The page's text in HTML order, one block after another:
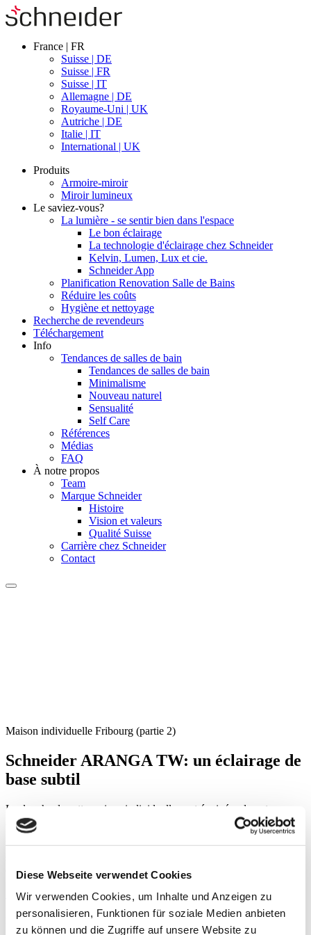
Diese Webseite verwendet Cookies
Wir verwenden Cookies, um Inhalte und Anzeigen zu
personalisieren, Funktionen für soziale Medien anbieten
zu können und die Zugriffe auf unsere Website zu
France | FR
Suisse | DE
Suisse | FR
Suisse | IT
Allemagne | DE
Royaume-Uni | UK
Autriche | DE
Italie | IT
International | UK
Produits
Armoire-miroir
Miroir lumineux
Le saviez-vous?
La lumière - se sentir bien dans l'espace
Le bon éclairage
La technologie d'éclairage chez Schneider
Kelvin, Lumen, Lux et cie.
Schneider App
Planification Renovation Salle de Bains
Réduire les coûts
Hygiène et nettoyage
Recherche de revendeurs
Téléchargement
Info
Tendances de salles de bain
Tendances de salles de bain
Minimalisme
Nouveau naturel
Sensualité
Self Care
Références
Médias
FAQ
À notre propos
Team
Marque Schneider
Histoire
Vision et valeurs
Qualité Suisse
Carrière chez Schneider
Contact
Maison individuelle Fribourg (partie 2)
Schneider ARANGA TW: un éclairage de
base subtil
La douche de cette maison individuelle sont équipées de notre
Armoire-miroir Schneider ARANGA TW.
La double bande lumineuse raffinée s’intègre parfaitement dans la
d’élégance discrète à l’armoire-miroir ARANGA.
Informations complémentaires
Retour à l'aperçu
Pour de nouvelles inspirations